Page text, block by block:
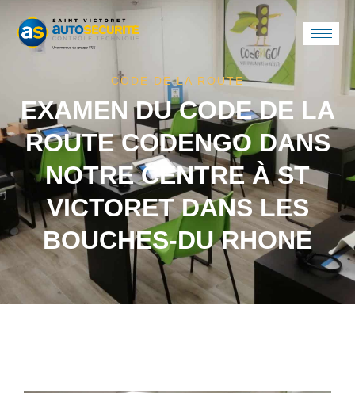
CODE DE LA ROUTE
EXAMEN DU CODE DE LA
ROUTE CODENGO DANS
NOTRE CENTRE À ST
VICTORET DANS LES
BOUCHES-DU RHONE